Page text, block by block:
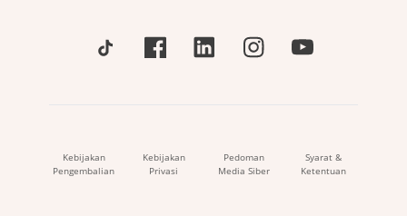
Kebijakan
Pengembalian
Kebijakan
Privasi
Pedoman
Media Siber
Syarat &
Ketentuan